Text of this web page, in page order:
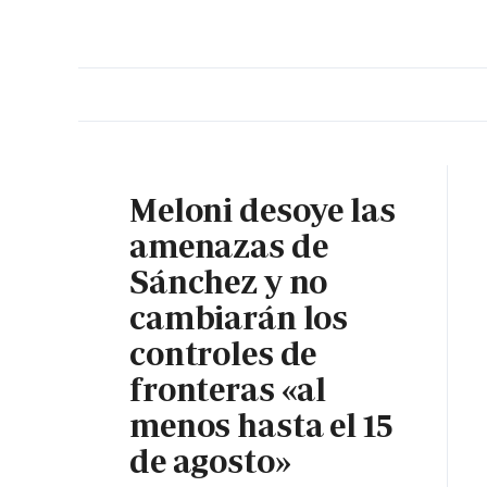
Meloni desoye las
amenazas de
Sánchez y no
cambiarán los
controles de
fronteras «al
menos hasta el 15
de agosto»